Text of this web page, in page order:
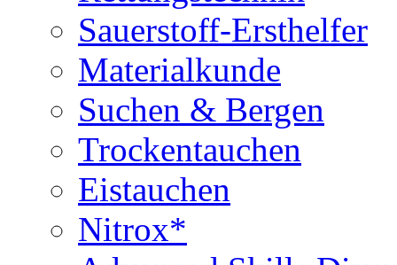
Sauerstoff-Ersthelfer
Materialkunde
Suchen & Bergen
Trockentauchen
Eistauchen
Nitrox*